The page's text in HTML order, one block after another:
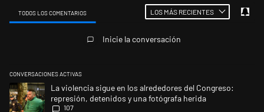
TODOS LOS COMENTARIOS LOS MÁS RECIENTES
Inicie la conversación
CONVERSACIONES ACTIVAS
Este listado muestra los artículos con más comentarios en los últimos
Un artículo de tendencia con el título "La violencia sigue en los
La violencia sigue en los alrededores del Congreso:
represión, detenidos y una fotógrafa herida
107